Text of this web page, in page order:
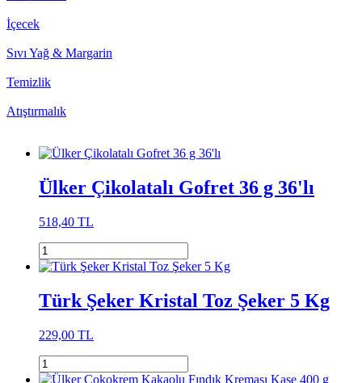
İçecek
Sıvı Yağ & Margarin
Temizlik
Atıştırmalık
Ülker Çikolatalı Gofret 36 g 36'lı
518,40 TL
Türk Şeker Kristal Toz Şeker 5 Kg
229,00 TL